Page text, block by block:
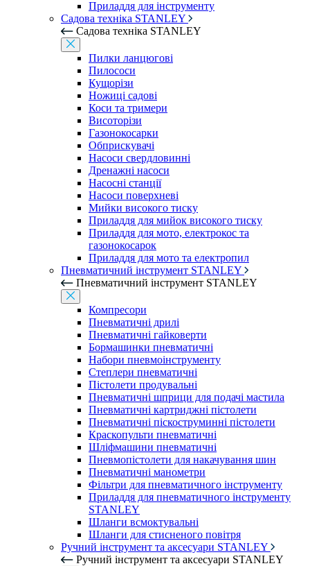
Приладдя для інструменту
Садова техніка STANLEY
Садова техніка STANLEY
Пилки ланцюгові
Пилососи
Кущорізи
Ножиці садові
Коси та тримери
Висоторізи
Газонокосарки
Обприскувачі
Насоси свердловинні
Дренажні насоси
Насосні станції
Насоси поверхневі
Мийки високого тиску
Приладдя для мийок високого тиску
Приладдя для мото, електрокос та
газонокосарок
Приладдя для мото та електропил
Пневматичний інструмент STANLEY
Пневматичний інструмент STANLEY
Компресори
Пневматичні дрилі
Пневматичні гайковерти
Бормашинки пневматичні
Набори пневмоінструменту
Степлери пневматичні
Пістолети продувальні
Пневматичні шприци для подачі мастила
Пневматичні картриджні пістолети
Пневматичні піскоструминні пістолети
Краскопульти пневматичні
Шліфмашини пневматичні
Пневмопістолети для накачування шин
Пневматичні манометри
Фільтри для пневматичного інструменту
Приладдя для пневматичного інструменту
STANLEY
Шланги всмоктувальні
Шланги для стисненого повітря
Ручний інструмент та аксесуари STANLEY
Ручний інструмент та аксесуари STANLEY